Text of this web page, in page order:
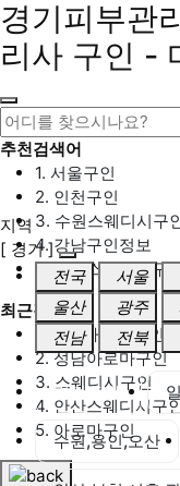
경기피부관
리사 구인 -
추천검색어
1. 서울구인
2. 인천구인
3. 수원스웨디시구
4. 강남구인정보
5. 동탄스웨디시구
최근검색어
1. 일산마사지구인
2. 성남아로마구인
3. 스웨디시구인
4. 안산스웨디시구
5. 아로마구인
지역
[ 경기 ]
전국
서울
울산
광주
전남
전북
경기 전체
수원,용인,오산